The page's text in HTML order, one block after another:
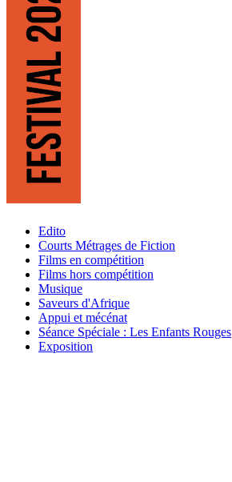
Edito
Courts Métrages de Fiction
Films en compétition
Films hors compétition
Musique
Saveurs d'Afrique
Appui et mécénat
Séance Spéciale : Les Enfants Rouges
Exposition